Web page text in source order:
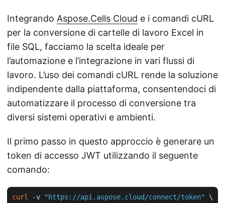
Integrando Aspose.Cells Cloud e i comandi cURL
per la conversione di cartelle di lavoro Excel in
file SQL, facciamo la scelta ideale per
l’automazione e l’integrazione in vari flussi di
lavoro. L’uso dei comandi cURL rende la soluzione
indipendente dalla piattaforma, consentendoci di
automatizzare il processo di conversione tra
diversi sistemi operativi e ambienti.
Il primo passo in questo approccio è generare un
token di accesso JWT utilizzando il seguente
comando:
curl -v "https://api.aspose.cloud/connect/token"
\